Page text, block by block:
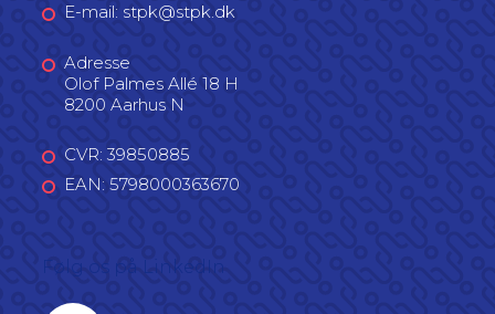
E-mail: stpk@stpk.dk
Adresse
Olof Palmes Allé 18 H
8200 Aarhus N
CVR: 39850885
EAN: 5798000363670